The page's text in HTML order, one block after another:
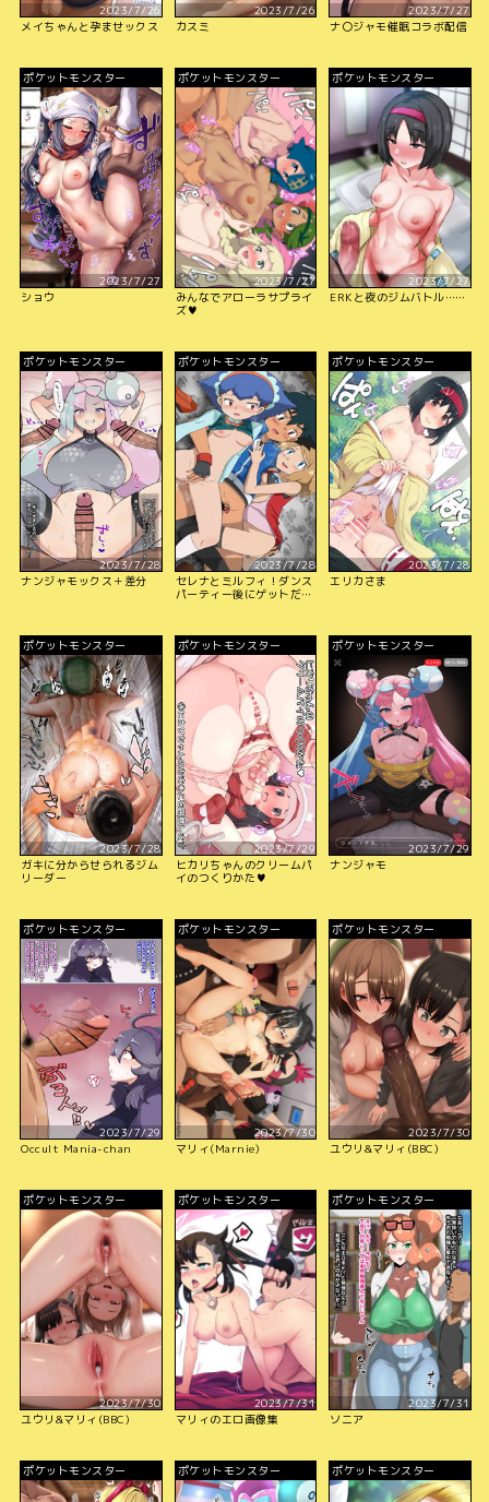
2023/7/26
メイちゃんと孕ませックス
2023/7/26
カスミ
2023/7/27
ナ〇ジャモ催眠コラボ配信
ポケットモンスター
2023/7/27
ショウ
ポケットモンスター
2023/7/27
みんなでアローラサプライ
ズ♥
ポケットモンスター
2023/7/27
ERKと夜のジムバトル……
ポケットモンスター
2023/7/28
ナンジャモックス＋差分
ポケットモンスター
2023/7/28
セレナとミルフィ！ダンス
パーティー後にゲットだ
ポケットモンスター
2023/7/28
エリカさま
ポケットモンスター
2023/7/28
ガキに分からせられるジム
リーダー
ポケットモンスター
2023/7/29
ヒカリちゃんのクリームパ
イのつくりかた♥
ポケットモンスター
2023/7/29
ナンジャモ
ポケットモンスター
2023/7/29
Occult Mania-chan
ポケットモンスター
2023/7/30
マリィ(Marnie)
ポケットモンスター
2023/7/30
ユウリ&マリィ(BBC)
ポケットモンスター
2023/7/30
ユウリ&マリィ(BBC)
ポケットモンスター
2023/7/31
マリィのエロ画像集
ポケットモンスター
2023/7/31
ソニア
ポケットモンスター ポケットモンスター ポケットモンスター